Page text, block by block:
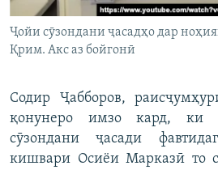
Ҷойи сӯзондани ҷасадҳо дар
Қрим. Акс аз бойгонӣ
Содир Ҷабборов,
қонунеро имзо кард, ки
сӯзондани ҷасади
кишвари Осиёи Марказӣ то